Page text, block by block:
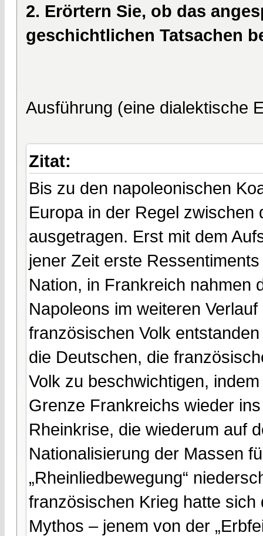
2. Erörtern Sie, ob das
geschichtlichen Tatsachen
Ausführung (eine dialektische
Zitat:
Bis zu den napoleonischen
Europa in der Regel
ausgetragen. Erst mit dem
jener Zeit erste
Nation, in Frankreich nahmen
Napoleons im weiteren
französischen Volk
die Deutschen, die
Volk zu beschwichtigen,
Grenze Frankreichs wieder
Rheinkrise, die wiederum auf
Nationalisierung der Massen
„Rheinliedbewegung“
französischen Krieg hatte
Mythos – jenem von der